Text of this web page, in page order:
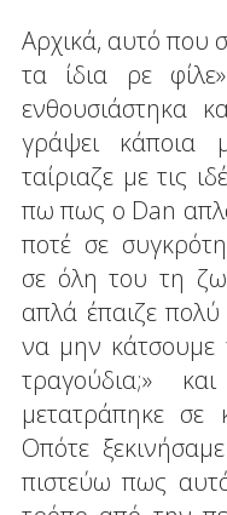
Αρχικά, αυτό που
τα ίδια ρε
ενθουσιάστηκα
γράψει κάποια
ταίριαζε με τις
πω πως ο Dan
ποτέ σε
σε όλη του τη
απλά έπαιζε πολύ
να μην κάτσουμε
τραγούδια;»
μετατράπηκε σε
Οπότε
πιστεύω πως